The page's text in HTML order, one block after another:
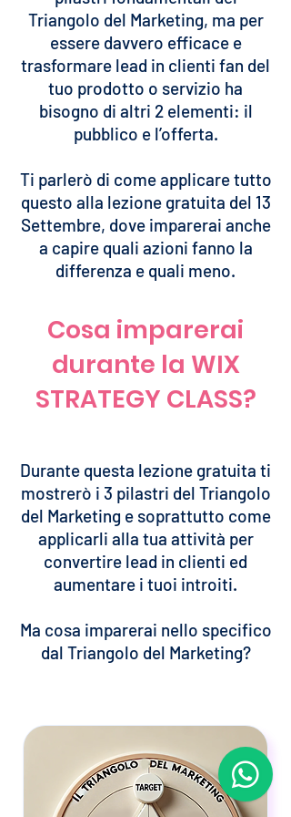
Triangolo del Marketing, ma per
essere davvero efficace e
trasformare lead in clienti fan del
tuo prodotto o servizio ha
bisogno di altri 2 elementi: il
pubblico e l’offerta.
Ti parlerò di come applicare tutto
questo alla lezione gratuita del 13
Settembre, dove imparerai anche
a capire quali azioni fanno la
differenza e quali meno.
Cosa imparerai
durante la WIX
STRATEGY CLASS?
Durante questa lezione gratuita ti
mostrerò i 3 pilastri del Triangolo
del Marketing e soprattutto come
applicarli alla tua attività per
convertire lead in clienti ed
aumentare i tuoi introiti.
Ma cosa imparerai nello specifico
dal Triangolo del Marketing?